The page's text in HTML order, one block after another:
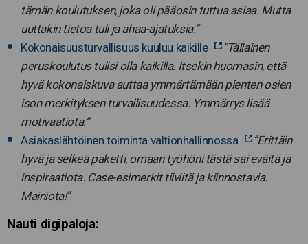
tämän koulutuksen, joka oli pääosin tuttua asiaa. Mutta
uuttakin tietoa tuli ja ahaa-ajatuksia.”
Kokonaisuusturvallisuus kuuluu kaikille
”Tällainen
peruskoulutus tulisi olla kaikilla. Itsekin huomasin, että
hyvä kokonaiskuva auttaa ymmärtämään pienten osien
ison merkityksen turvallisuudessa. Ymmärrys lisää
motivaatiota.”
Asiakaslähtöinen toiminta valtionhallinnossa
”Erittäin
hyvä ja selkeä paketti, omaan työhöni tästä sai eväitä ja
inspiraatiota. Case-esimerkit tiiviitä ja kiinnostavia.
Mainiota!”
Nauti digipaloja: